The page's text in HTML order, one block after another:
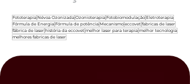
Fototerapia Névoa Ozonizada Ozonioterapia Fotobiomodulação Eletroterapia
Fórmula de Energia Fórmula de potência Mecanismo eccovet fabricas de laser
fábrica de laser história da eccovet melhor laser para terapia melhor tecnologia
melhores fabricas de laser